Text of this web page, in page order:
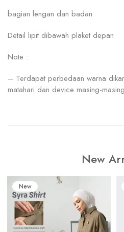
bagian lengan dan badan
Detail lipit dibawah plaket depan
Note :
– Terdapat perbedaan warna
matahari dan device masing-masing
New
New